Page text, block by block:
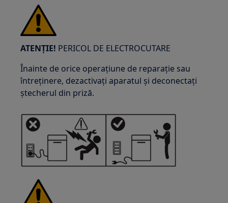
ATENȚIE! PERICOL DE ELECTROCUTARE
Înainte de orice operațiune de reparație sau
întreținere, dezactivați aparatul și deconectați
ștecherul din priză.